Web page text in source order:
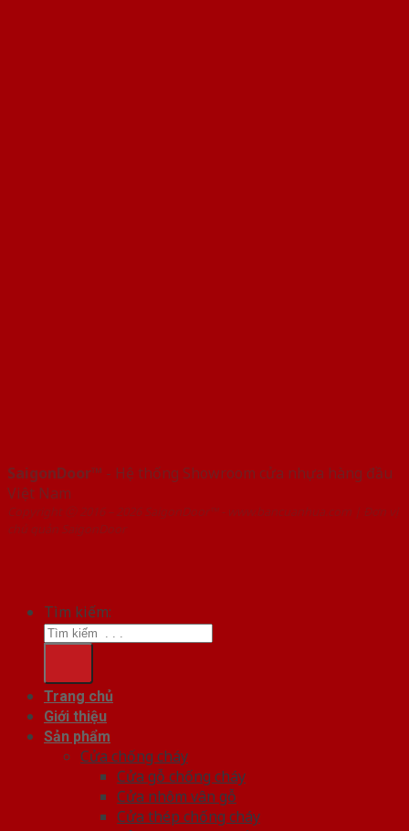
SaigonDoor™ - Hệ thống Showroom cửa nhựa hàng đầu
Việt Nam
Copyright ⓒ 2016 – 2026 SaigonDoor™ - www.bancuanhua.com | Đơn vị
chủ quản SaigonDoor
Tìm kiếm:
Trang chủ
Giới thiệu
Sản phẩm
Cửa chống cháy
Cửa gỗ chống cháy
Cửa nhôm vân gỗ
Cửa thép chống cháy